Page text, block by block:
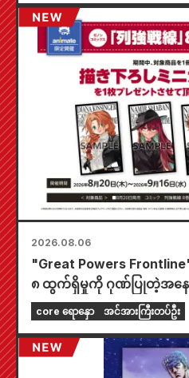
2026.08.06
"Great Powers
၈ ထွက်ရှိမှုကို ဂုဏ်ပြုတဲ့အနေ
ကစပြီး တစ်နိုင်ငံလုံးက
အကန့်အသတ်နဲ့ ပြပွဲတစ်ခု ကျင်
ကံစမ်းမဲဖောက်ထားတဲ့ mini
အစား ၄ မျိုး) ကို ရရှိနိုင်မှာပါ။
core ရောနှော အင်အားကြီးတပ်ဦး